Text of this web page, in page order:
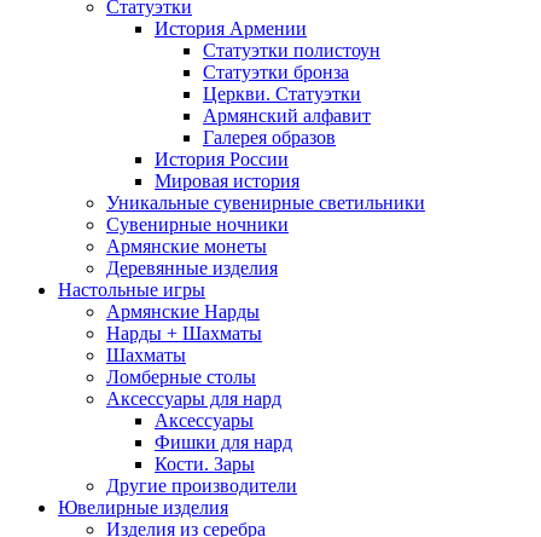
Статуэтки
История Армении
Статуэтки полистоун
Статуэтки бронза
Церкви. Статуэтки
Армянский алфавит
Галерея образов
История России
Мировая история
Уникальные сувенирные светильники
Сувенирные ночники
Армянские монеты
Деревянные изделия
Настольные игры
Армянские Нарды
Нарды + Шахматы
Шахматы
Ломберные столы
Аксессуары для нард
Аксессуары
Фишки для нард
Кости. Зары
Другие производители
Ювелирные изделия
Изделия из серебра